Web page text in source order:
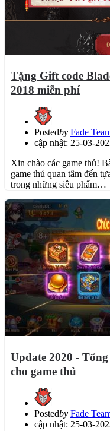
Tặng Gift code
2018 miễn phí
Postedby Fade
cập nhật: 25-03-
Xin chào các game thủ!
game thủ quan tâm đến
trong những siêu phẩm…
Update 2020 -
cho game thủ
Postedby Fade
cập nhật: 25-03-